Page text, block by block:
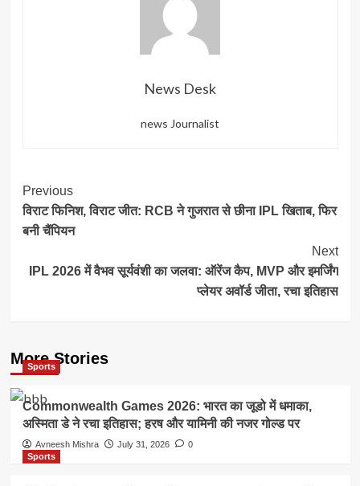
News Desk
news Journalist
Post
Navigation
Previous
विराट फिनिश, विराट जीत: RCB ने गुजरात से छीना IPL खिताब, फिर
बनी चैंपियन
Next
IPL 2026 में वैभव सूर्यवंशी का जलवा: ऑरेंज कैप, MVP और इमर्जिंग
प्लेयर अवॉर्ड जीता, रचा इतिहास
More Stories
Sports
Commonwealth Games 2026: भारत का जूडो में धमाका,
अस्मिता डे ने रचा इतिहास; हरष और यामिनी की नजर गोल्ड पर
Avneesh Mishra July 31, 2026
0
Sports